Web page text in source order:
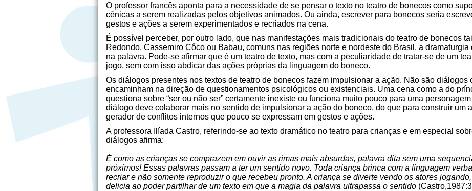
O professor francês aponta para a necessidade de se pensar o texto no teatro de bonecos como
cênicas a serem realizadas pelos objetivos animados. Ou ainda, escrever para bonecos seria
gestos e ações a serem experimentados e recriados na cena.
É possível perceber, por outro lado, que nas manifestações mais tradicionais do teatro de bonecos
Redondo, Cassemiro Côco ou Babau, comuns nas regiões norte e nordeste do Brasil, a
na palavra. Pode-se afirmar que é um teatro de texto, mas com a peculiaridade de tratar-se de um
jogo, sem com isso abdicar das ações próprias da linguagem do boneco.
Os diálogos presentes nos textos de teatro de bonecos fazem impulsionar a ação. Não são diálogos
encaminham na direção de questionamentos psicológicos ou existenciais. Uma cena como a do
questiona sobre “ser ou não ser” certamente inexiste ou funciona muito pouco para uma
diálogo deve colaborar mais no sentido de impulsionar a ação do boneco, do que para construir um
gerador de conflitos internos que pouco se expressam em gestos e ações.
A professora Ilíada Castro, referindo-se ao texto dramático no teatro para crianças e em especial
diálogos afirma:
É como as crianças se comprazem em ouvir as rimas mais absurdas, palavra dita sem uma
próximos! Essas palavras passam a ter um sentido novo. Toda criança brinca com a linguagem
recriar e não somente reproduzir o que recebeu pronto. A criança se diverte vendo os atores
delicia ao poder partilhar de um texto em que a magia da palavra ultrapassa o sentido